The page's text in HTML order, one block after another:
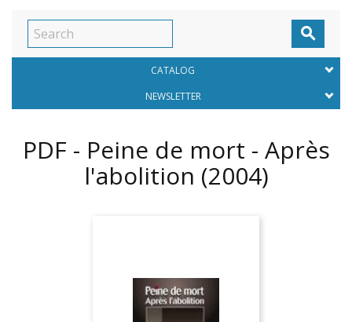

CATALOG
NEWSLETTER
PDF - Peine de mort - Après
l'abolition (2004)